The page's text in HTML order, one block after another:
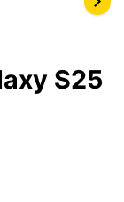
S25